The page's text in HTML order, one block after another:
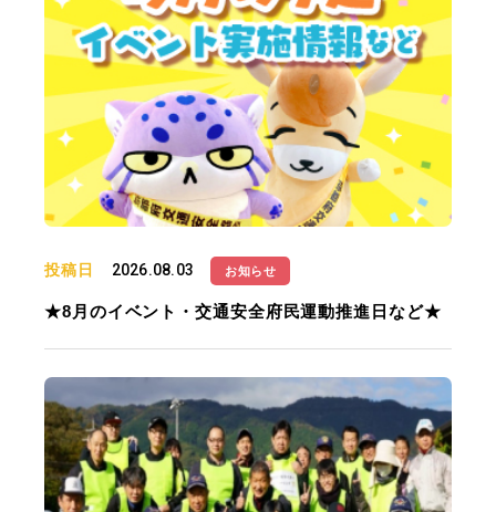
投稿日 2026.08.03 お知らせ
★8月のイベント・交通安全府民運動推進日など★